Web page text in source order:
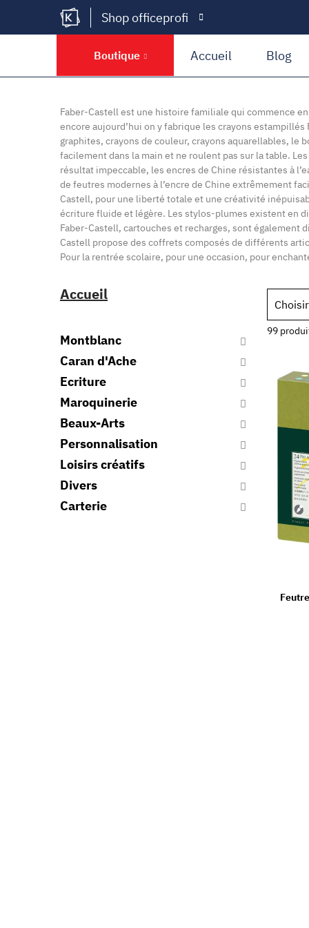
Shop officeprofi
Boutique Accueil Blog
Faber-Castell est une histoire familiale qui commence
encore aujourd’hui on y fabrique les crayons
graphites, crayons de couleur, crayons aquarellables, le
facilement dans la main et ne roulent pas sur la table.
résultat impeccable, les encres de Chine résistantes à
de feutres modernes à l’encre de Chine extrêmement
Castell, pour une liberté totale et une créativité
écriture fluide et légère. Les stylos-plumes existent en
Faber-Castell, cartouches et recharges, sont
Castell propose des coffrets composés de différents
Pour la rentrée scolaire, pour une occasion, pour
Choisir
99
Accueil
Montblanc
Caran d'Ache
Ecriture
Maroquinerie
Beaux-Arts
Personnalisation
Loisirs créatifs
Divers
Carterie